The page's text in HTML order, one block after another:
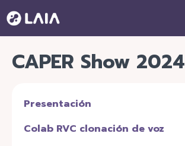
CAPER Show 2024
Presentación
Colab RVC clonación de voz